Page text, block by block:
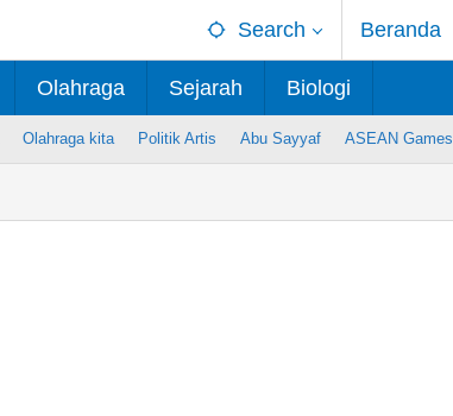
Search Beranda
Olahraga Sejarah Biologi
Olahraga kita Politik Artis Abu Sayyaf ASEAN Games